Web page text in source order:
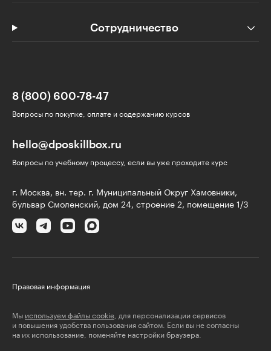
Сотрудничество
8 (800) 600-78-47
Вопросы по покупке, оплате и содержанию курсов
hello@dposkillbox.ru
Вопросы по учебному процессу, если вы уже проходите курс
г. Москва, вн. тер. г. Муниципальный Округ Хамовники,
бульвар Смоленский, дом 24, строение 2, помещение 1/3
Правовая информация
Мы используем файлы cookie , для персонализации сервисов
и повышения удобства пользования сайтом. Если вы не согласны
на их использование, поменяйте настройки браузера.